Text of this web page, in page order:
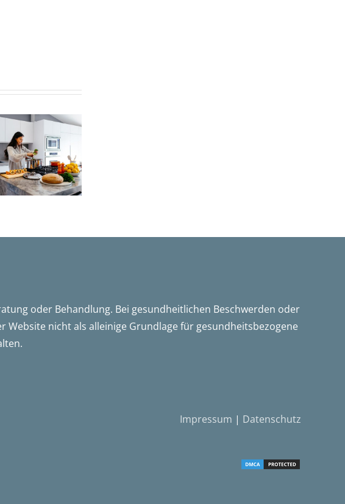
oder Behandlung. Bei gesundheitlichen Beschwerden oder
nicht als alleinige Grundlage für gesundheitsbezogene
Impressum | Datenschutz